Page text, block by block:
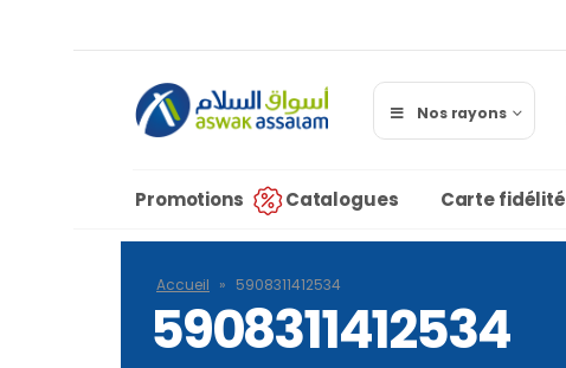
Nos rayons
Promotions Catalogues Carte fidélité
Accueil » 5908311412534
5908311412534